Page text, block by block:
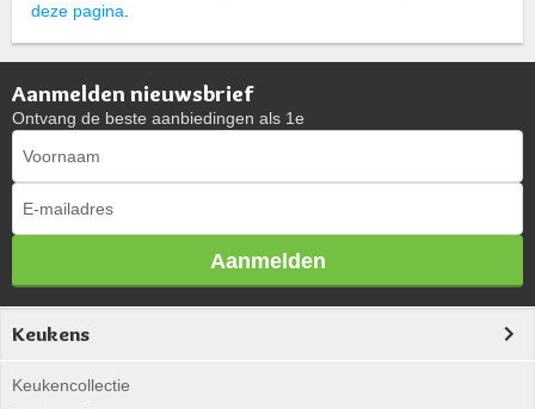
deze pagina.
Aanmelden nieuwsbrief
Ontvang de beste aanbiedingen als 1e
Aanmelden
Keukens
Keukencollectie